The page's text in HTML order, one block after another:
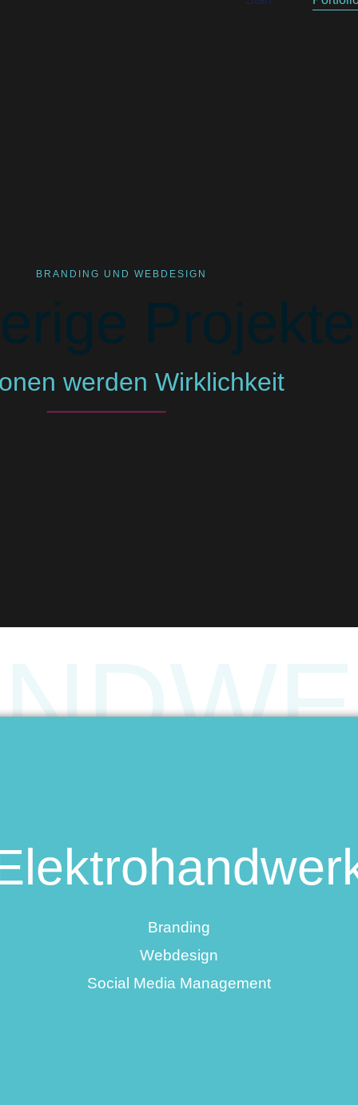
BRANDING UND WEBDESIGN
Projekte
werden Wirklichkeit
Branding
Webdesign
Social Media Management